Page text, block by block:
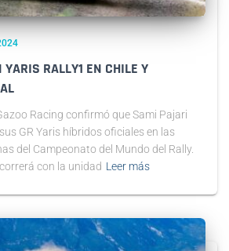
RALLY1 EN CHILE Y
Racing confirmó que Sami Pajari
GR Yaris híbridos oficiales en las
del Campeonato del Mundo del Rally.
con la unidad Leer más